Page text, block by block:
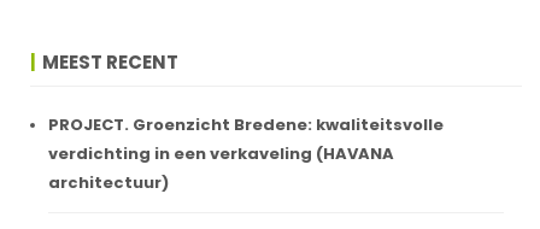
MEEST RECENT
PROJECT. Groenzicht Bredene: kwaliteitsvolle
verdichting in een verkaveling (HAVANA
architectuur)